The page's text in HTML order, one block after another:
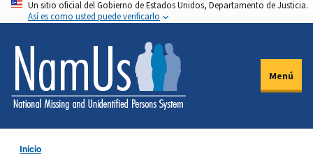
Pasar
al
contenido
principal
Un sitio oficial del Gobierno de Estados Unidos, Departamento de Justicia.
Así es como usted puede verificarlo
Menú
Inicio